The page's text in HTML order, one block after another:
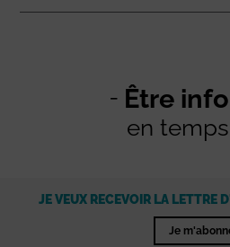
Être
en
JE VEUX RECEVOIR LA LETTRE
Je